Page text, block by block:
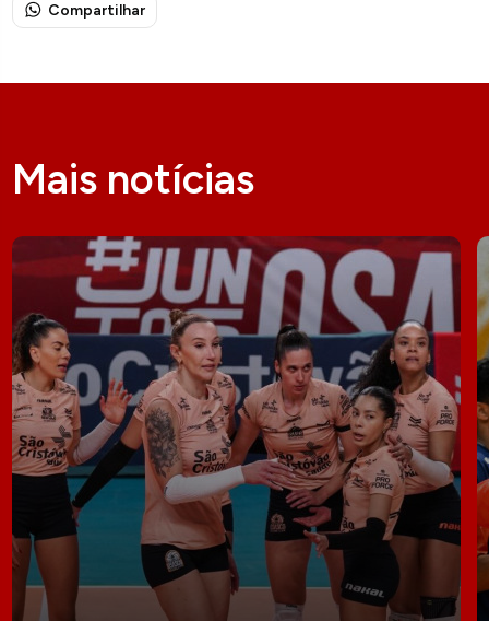
Compartilhar
Mais notícias